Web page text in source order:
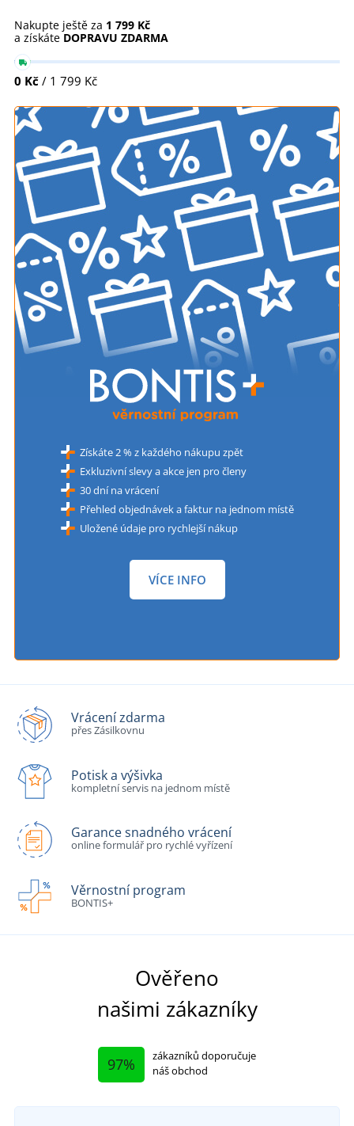
Nakupte ještě za 1 799 Kč
a získáte DOPRAVU ZDARMA
0 Kč / 1 799 Kč
Získáte 2 % z každého nákupu zpět
Exkluzivní slevy a akce jen pro členy
30 dní na vrácení
Přehled objednávek a faktur na jednom místě
Uložené údaje pro rychlejší nákup
VÍCE INFO
Vrácení zdarma
přes Zásilkovnu
Potisk a výšivka
kompletní servis na jednom místě
Garance snadného vrácení
online formulář pro rychlé vyřízení
Věrnostní program
BONTIS+
Ověřeno
našimi zákazníky
97%
zákazníků doporučuje
náš obchod